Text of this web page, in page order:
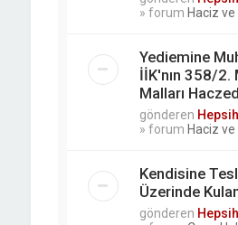
» forum Haciz ve
Yediemine
İİK'nın 358/2.
Malları
gönderen
» forum Haciz ve
Kendisine
Üzerinde
gönderen